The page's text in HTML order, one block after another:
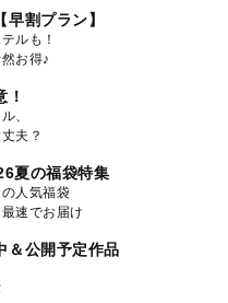
割プラン】
ルも！
お得♪
！
、
夫？
夏の福袋特集
人気福袋
速でお届け
＆公開予定作品